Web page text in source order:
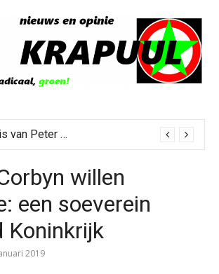
Gedachtenis van Peter Faber
willen
een soeverein
Koninkrijk
2019